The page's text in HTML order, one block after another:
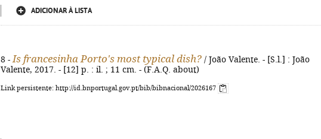
ADICIONAR À LISTA
8 - Is francesinha Porto's most typical dish? / João Valente. - [S.l.] : João
Valente, 2017. - [12] p. : il. ; 11 cm. - (F.A.Q. about)
Link persistente: http://id.bnportugal.gov.pt/bib/bibnacional/2026167